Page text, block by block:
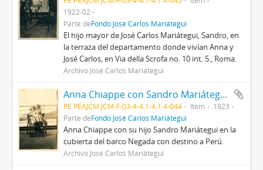
1922-02
Parte deFondo José Carlos Mariátegui
El hijo mayor de José Carlos Mariátegui, Sandro, en
la terraza del departamento donde vivían Anna y
José Carlos, en Via della Scrofa no. 10 int. 5., Roma.
Archivo José Carlos Mariátegui
Anna Chiappe con Sandro Mariátegui en la cubierta del barco Negada
PE PEAJCM JCM-F-03-4-4.1-4.1.4-044 Item
1923
Parte deFondo José Carlos Mariátegui
Anna Chiappe con su hijo Sandro Mariátegui en la
cubierta del barco Negada con destino a Perú.
Archivo José Carlos Mariátegui